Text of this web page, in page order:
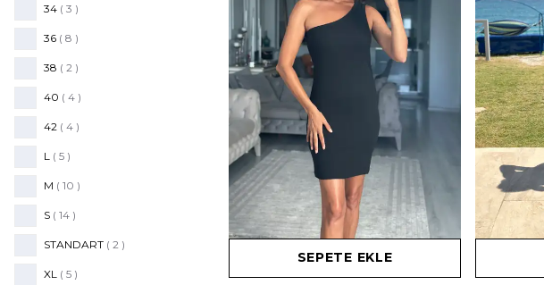
34 ( 3 )
36 ( 8 )
38 ( 2 )
40 ( 4 )
42 ( 4 )
L ( 5 )
M ( 10 )
S ( 14 )
STANDART ( 2 )
XL ( 5 )
SEPETE EKLE